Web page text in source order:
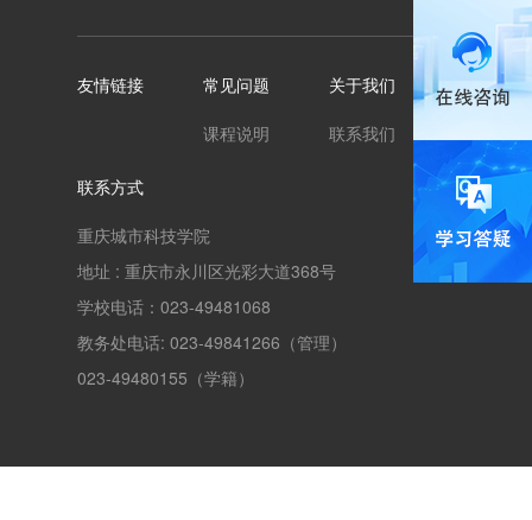
友情链接 常见问题
课程说明
关于我们
联系我们
联系方式
重庆城市科技学院
地址 : 重庆市永川区光彩大道368号
学校电话：023-49481068
教务处电话: 023-49841266（管理）
023-49480155（学籍）